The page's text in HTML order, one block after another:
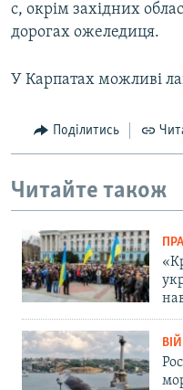
с, окрім західних
дорогах ожеледиця.
У Карпатах можливі
Поділитись
Читайте також